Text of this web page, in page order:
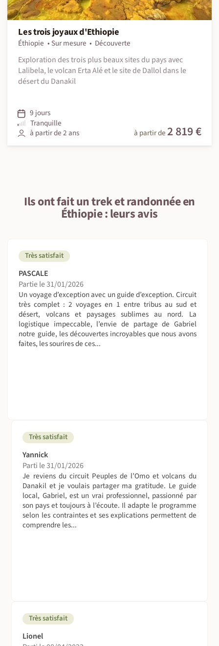
Les trois joyaux d'Ethiopie
Éthiopie Sur mesure
Découverte
Exploration des trois plus beaux sites du pays avec
Lalibela, le volcan Erta Alé et le site de Dallol dans le
désert du Danakil
9 jours
Tranquille
à partir de 2 ans
à partir de 2 819 €
Ils ont fait un trek et randonnée en
Éthiopie : leurs avis
Très satisfait
PASCALE
Partie le 31/01/2026
Un voyage d’exception avec un guide d’exception. Circuit
très complet : 2 voyages en 1 entre tribus au sud et
désert, volcans et paysages sublimes au nord. La
logistique impeccable, l’envie de partage de Gabriel
notre guide, les découvertes incroyables que nous avons
faites, les sourires de ces...
Très satisfait
Yannick
Parti le 31/01/2026
Je reviens du circuit Peuples de l’Omo et volcans du
Danakil et je voulais partager ma gratitude. Le guide
local, Gabriel, est un vrai professionnel, passionné par
son pays et toujours à l’écoute. Il adapte le programme
selon les contraintes et ses explications permettent de
comprendre les...
Très satisfait
Lionel